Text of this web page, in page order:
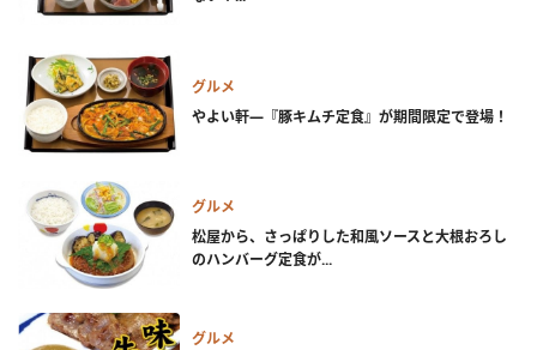
グルメ
やよい軒―『豚キムチ定食』が期間限定で登場！
グルメ
松屋から、さっぱりした和風ソースと大根おろし
のハンバーグ定食が...
グルメ